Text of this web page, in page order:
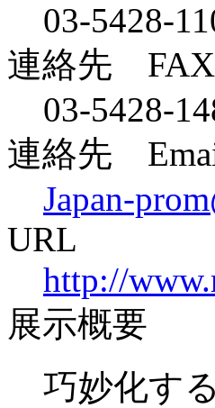
03-5428-
連絡先 FAX
03-5428-
連絡先
Japan-
URL
http://
展示概要
巧妙化す